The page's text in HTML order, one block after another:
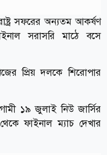
সফরের অন্যতম আকর্ষণ
সরাসরি মাঠে বসে
প্রিয় দলকে শিরোপার
১৯ জুলাই নিউ জার্সির
ফাইনাল ম্যাচ দেখার